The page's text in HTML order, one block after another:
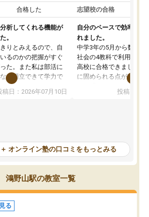
合格した
析してくれる機能が
。
りとみえるので、自
るのかの把握がすぐ
た。また私は部活に
く両立できて学力で
残すことができてよ
題演習の際に、自分が
の管理ができない人に
分もあるのではない
稿日：2026年07月10日
志望校の合格
自分のペースで効率よく
れました。
中学3年の5月から数学・
社会の4教科で利用し、
高校に合格できました。
に固められる点が魅力で
項目のおかげで、手軽
元数が可視化されるので
しながら意欲的に取り組
常に効果を実感している
すめできる塾です。
投稿日：
オンライン塾の口コミをもっとみる
鴻野山駅の教室一覧
る